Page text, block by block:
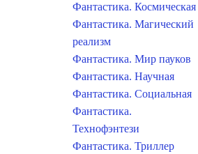
Фантастика. Космическая
Фантастика. Магический
реализм
Фантастика. Мир пауков
Фантастика. Научная
Фантастика. Социальная
Фантастика.
Технофэнтези
Фантастика. Триллер